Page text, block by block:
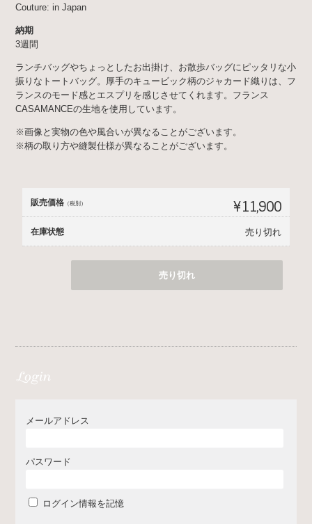
Couture: in Japan
納期
3週間
ランチバッグやちょっとしたお出掛け、お散歩バッグにピッタリな小
振りなトートバッグ。厚手のキュービック柄のジャカード織りは、フ
ランスのモード感とエスプリを感じさせてくれます。フランス
CASAMANCEの生地を使用しています。
※画像と実物の色や風合いが異なることがございます。
※柄の取り方や縫製仕様が異なることがございます。
販売価格 （税別） ¥11,900
在庫状態 売り切れ
売り切れ
メールアドレス
パスワード
ログイン情報を記憶